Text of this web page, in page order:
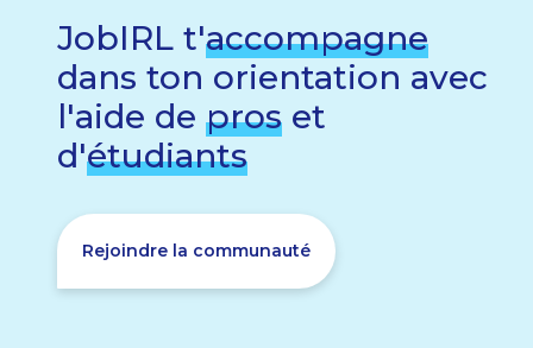
JobIRL t'accompagne
dans ton orientation avec
l'aide de pros et
d'étudiants
Rejoindre la communauté